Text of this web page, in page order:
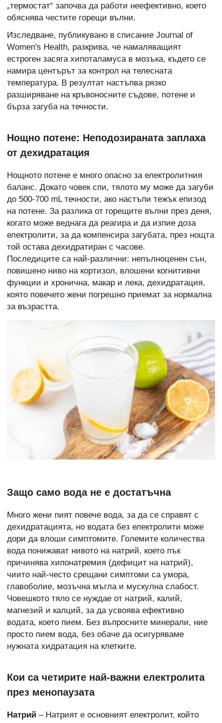
„термостат“ започва да работи неефективно, което
обяснява честите горещи вълни.
Изследване, публикувано в списание Journal of
Women's Health, разкрива, че намаляващият
естроген засяга хипоталамуса в мозъка, където се
намира центърът за контрол на телесната
температура. В резултат настъпва рязко
разширяване на кръвоносните съдове, потене и
бърза загуба на течности.
Нощно потене: Неподозираната заплаха
от дехидратация
Нощното потене е много опасно за електролитния
баланс. Докато човек спи, тялото му може да загуби
до 500-700 mL течности, ако настъпи тежък епизод
на потене. За разлика от горещите вълни през деня,
когато може веднага да реагира и да изпие доза
електролити, за да компенсира загубата, през нощта
той остава дехидратиран с часове.
Последиците са най-различни: непълноценен сън,
повишено ниво на кортизол, влошени когнитивни
функции и хронична, макар и лека, дехидратация,
която повечето жени погрешно приемат за нормална
за възрастта.
Защо само вода не е достатъчна
Много жени пият повече вода, за да се справят с
дехидратацията, но водата без електролити може
дори да влоши симптомите. Големите количества
вода понижават нивото на натрий, което пък
причинява хипонатремия (дефицит на натрий),
чиито най-често срещани симптоми са умора,
главоболие, мозъчна мъгла и мускулна слабост.
Човешкото тяло се нуждае от натрий, калий,
магнезий и калций, за да усвоява ефективно
водата, което пием. Без въпросните минерали, ние
просто пием вода, без обаче да осигуряваме
нужната хидратация на клетките.
Кои са четирите най-важни електролита
през менопаузата
Натрий – Натрият е основният електролит, който